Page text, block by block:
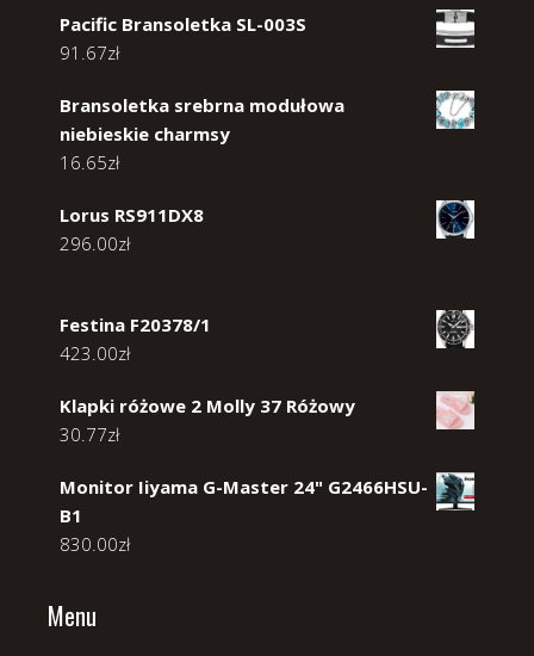
Pacific Bransoletka SL-003S
91.67zł
Bransoletka srebrna modułowa
niebieskie charmsy
16.65zł
Lorus RS911DX8
296.00zł
Festina F20378/1
423.00zł
Klapki różowe 2 Molly 37 Różowy
30.77zł
Monitor Iiyama G-Master 24" G2466HSU-
B1
830.00zł
Menu